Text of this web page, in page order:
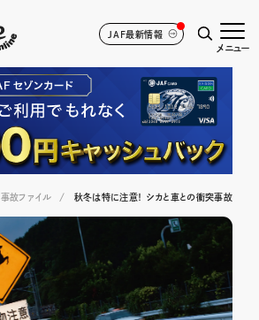
JAF最新情報
メニュー
事故ファイル 秋冬は特に注意！ シカと車との衝突事故